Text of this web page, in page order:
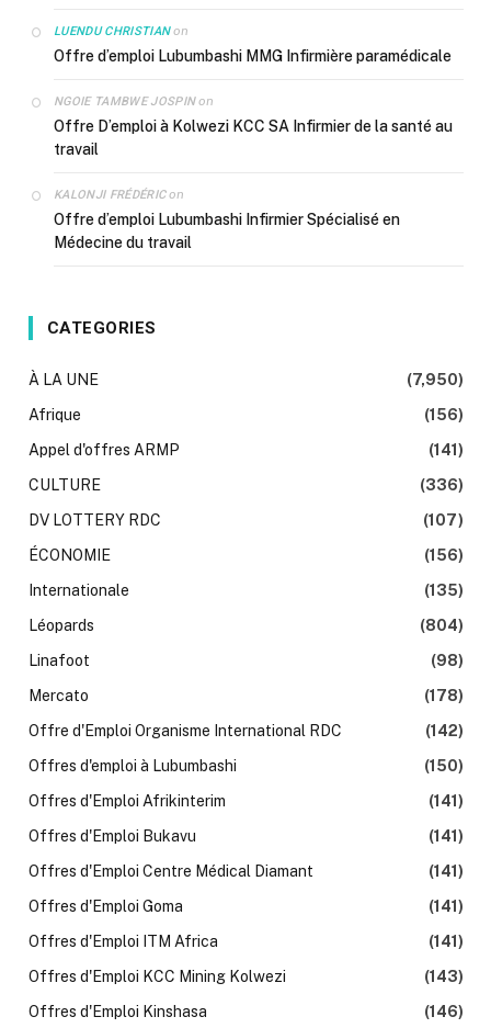
LUENDU CHRISTIANon
Offre d’emploi Lubumbashi MMG Infirmière paramédicale
NGOIE TAMBWE JOSPINon
Offre D’emploi à Kolwezi KCC SA Infirmier de la santé au
travail
KALONJI FRÉDÉRICon
Offre d’emploi Lubumbashi Infirmier Spécialisé en
Médecine du travail
CATEGORIES
À LA UNE
(7,950)
Afrique
(156)
Appel d'offres ARMP
(141)
CULTURE
(336)
DV LOTTERY RDC
(107)
ÉCONOMIE
(156)
Internationale
(135)
Léopards
(804)
Linafoot
(98)
Mercato
(178)
Offre d'Emploi Organisme International RDC
(142)
Offres d'emploi à Lubumbashi
(150)
Offres d'Emploi Afrikinterim
(141)
Offres d'Emploi Bukavu
(141)
Offres d'Emploi Centre Médical Diamant
(141)
Offres d'Emploi Goma
(141)
Offres d'Emploi ITM Africa
(141)
Offres d'Emploi KCC Mining Kolwezi
(143)
Offres d'Emploi Kinshasa
(146)